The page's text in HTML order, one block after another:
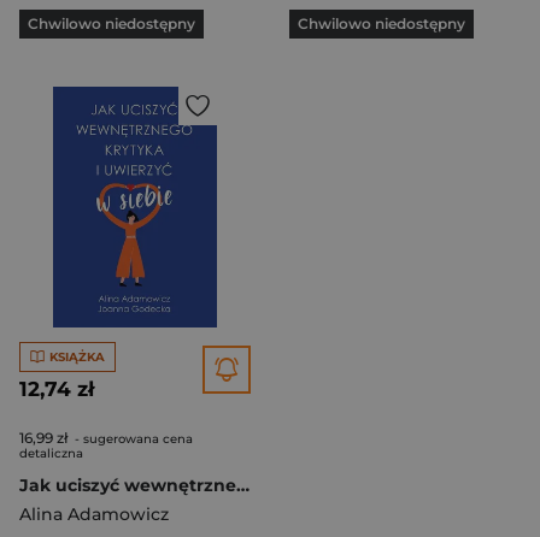
Chwilowo niedostępny Chwilowo niedostępny
KSIĄŻKA
12,74 zł
16,99 zł - sugerowana cena
detaliczna
Jak uciszyć wewnętrznego krytyka i uwierzyć w siebie wyd. kieszonkowe
Alina Adamowicz